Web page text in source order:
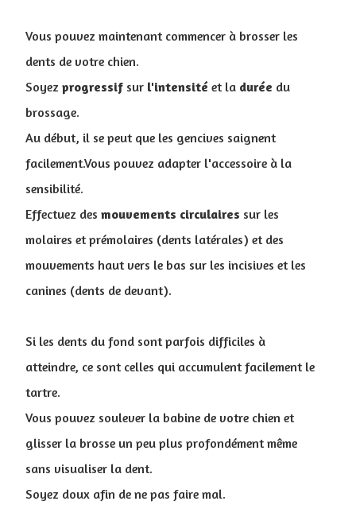
Vous pouvez maintenant commencer à brosser les
dents de votre chien.
Soyez progressif sur l'intensité et la durée du
brossage.
Au début, il se peut que les gencives saignent
facilement.Vous pouvez adapter l'accessoire à la
sensibilité.
Effectuez des mouvements circulaires sur les
molaires et prémolaires (dents latérales) et des
mouvements haut vers le bas sur les incisives et les
canines (dents de devant).
Si les dents du fond sont parfois difficiles à
atteindre, ce sont celles qui accumulent facilement le
tartre.
Vous pouvez soulever la babine de votre chien et
glisser la brosse un peu plus profondément même
sans visualiser la dent.
Soyez doux afin de ne pas faire mal.